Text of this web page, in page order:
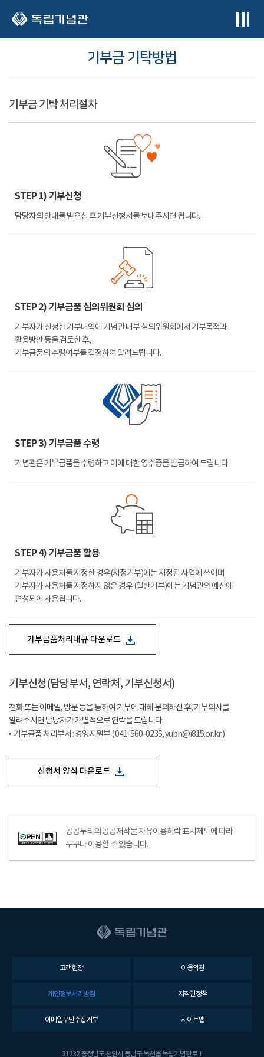
기부금 기탁방법
기부금 기탁 처리절차
STEP 1) 기부신청
담당자의 안내를 받으신 후 기부신청서를 보내주시면 됩니다.
STEP 2) 기부금품 심의위원회 심의
기부자가 신청한 기부내역에 기념관 내부 심의위원회에서 기부목적과
활용방안 등을 검토한 후,
기부금품의 수령여부를 결정하여 알려드립니다.
STEP 3) 기부금품 수령
기념관은 기부금품을 수령하고 이에 대한 영수증을 발급하여 드립니다.
STEP 4) 기부금품 활용
기부자가 사용처를 지정한 경우(지정기부)에는 지정된 사업에 쓰이며
기부자가 사용처를 지정하지 않은 경우 (일반기부)에는 기념관의 예산에
편성되어 사용됩니다.
기부금품처리내규 다운로드
기부신청(담당부서, 연락처, 기부신청서)
전화 또는 이메일, 방문 등을 통하여 기부에 대해 문의하신 후, 기부의사를
알려주시면 담당자가 개별적으로 연락을 드립니다.
기부금품 처리부서 : 경영지원부 ( 041-560-0235, yubn@i815.or.kr )
신청서 양식 다운로드
공공누리공공저작물자유이용허락–출처표시이미지
공공누리의 공공저작물 자유이용허락 표시제도에 따라
누구나 이용할 수 있습니다.
고객헌장 이용약관
개인정보처리방침 저작권정책
이메일무단수집거부 사이트맵
31232 충청남도 천안시 동남구 목천읍 독립기념관로 1